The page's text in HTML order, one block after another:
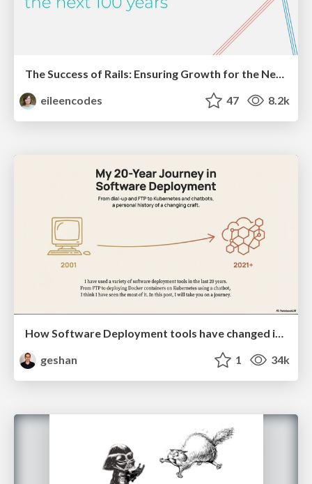
The Success of Rails: Ensuring Growth for the Next 100 Years
eileencodes
47 8.2k
How Software Deployment tools have changed in the past 20 years
geshan
1 34k